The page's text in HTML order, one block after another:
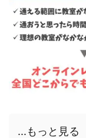
...もっと見る